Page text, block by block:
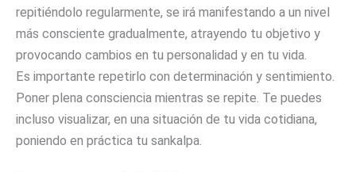
repitiéndolo regularmente, se irá manifestando a un nivel
más consciente gradualmente, atrayendo tu objetivo y
provocando cambios en tu personalidad y en tu vida.
Es importante repetirlo con determinación y sentimiento.
Poner plena consciencia mientras se repite. Te puedes
incluso visualizar, en una situación de tu vida cotidiana,
poniendo en práctica tu sankalpa.